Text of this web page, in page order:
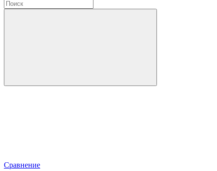
Сравнение